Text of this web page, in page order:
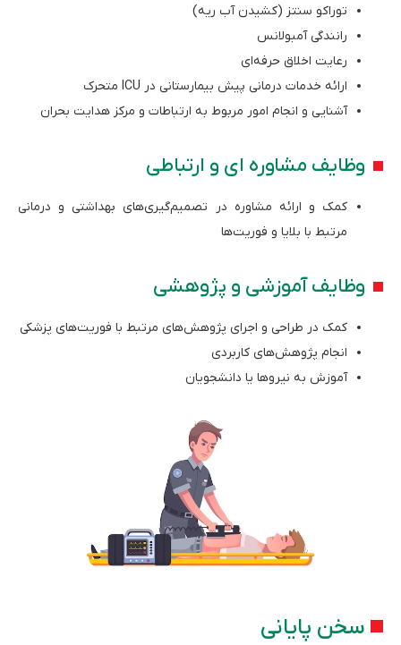
توراکو سنتز (کشیدن آب ریه)
رانندگی آمبولانس
رعایت اخلاق حرفه‌ای
ارائه خدمات درمانی پیش بیمارستانی در ICU متحرک
آشنایی و انجام امور مربوط به ارتباطات و مرکز هدایت بحران
وظایف مشاوره ای و ارتباطی
کمک و ارائه مشاوره در تصمیم‌گیری‌های بهداشتی و درمانی
مرتبط با بلایا و فوریت‌ها
وظایف آموزشی و پژوهشی
کمک در طراحی و اجرای پژوهش‌های مرتبط با فوریت‌های پزشکی
انجام پژوهش‌های کاربردی
آموزش به نیروها یا دانشجویان
سخن پایانی